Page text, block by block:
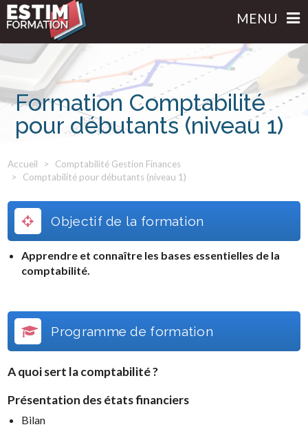
MENU
Formation Comptabilité
pour débutants (niveau 1)
Accueil
Comptabilité Gestion Finances
Comptabilité pour débutants (niveau 1)
Objectif de la formation
Apprendre et connaître les bases essentielles de la
comptabilité.
Programme de formation
A quoi sert la comptabilité ?
Présentation des états financiers
Bilan